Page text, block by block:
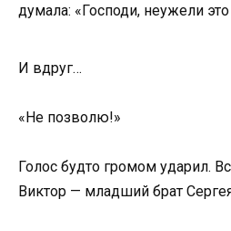
думала: «Господи, неужели
И вдруг…
«Не позволю!»
Голос будто громом ударил.
Виктор — младший брат